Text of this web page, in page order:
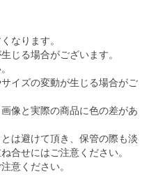
なります。
じる場合がございます。
イズの変動が生じる場合がご
像と実際の商品に色の差があ
は避けて頂き、保管の際も淡
合せにはご注意ください。
意ください。